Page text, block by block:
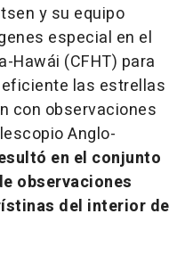
y su equipo
especial en el
Hawái (CFHT) para
las estrellas
con observaciones
Anglo-
en el conjunto
observaciones
del interior de